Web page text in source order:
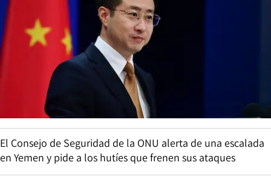
El Consejo de Seguridad de la ONU alerta de una escalada
en Yemen y pide a los hutíes que frenen sus ataques